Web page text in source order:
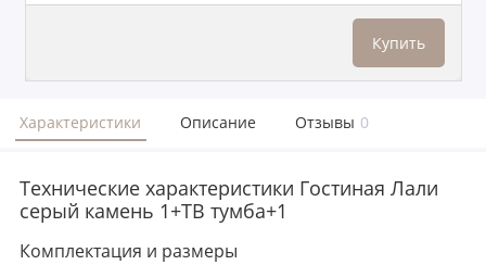
Купить
Характеристики Описание Отзывы 0
Технические характеристики Гостиная Лали
серый камень 1+ТВ тумба+1
Комплектация и размеры